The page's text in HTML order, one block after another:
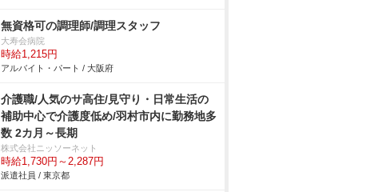
無資格可の調理師/調理スタッフ
大寿会病院
時給1,215円
アルバイト・パート / 大阪府
介護職/人気のサ高住/見守り・日常生活の
補助中心で介護度低め/羽村市内に勤務地多
数 2カ月～長期
株式会社ニッソーネット
時給1,730円～2,287円
派遣社員 / 東京都